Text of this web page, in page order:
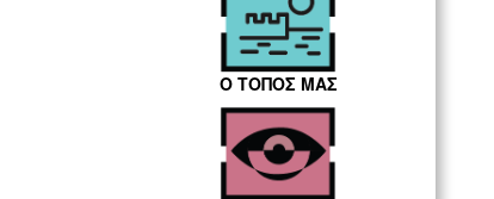
Ο ΤΟΠΟΣ ΜΑΣ